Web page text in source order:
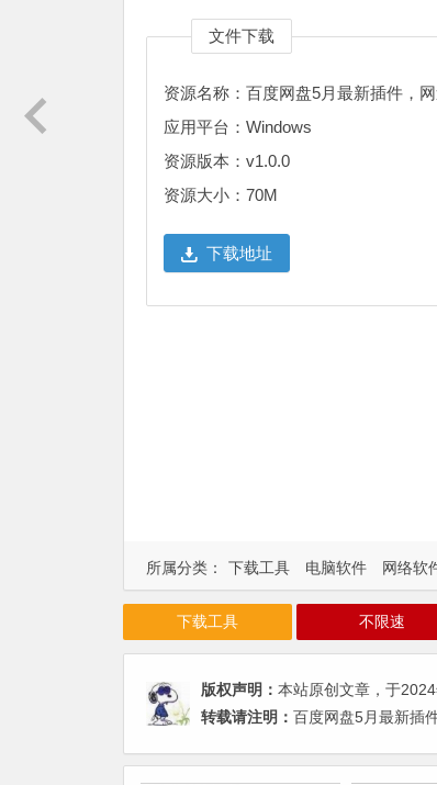
文件下载
资源名称：百度网盘5月最新插件，
应用平台：Windows
资源版本：v1.0.0
资源大小：70M
下载地址
所属分类： 下载工具 电脑软件 网络软
下载工具 不限速
版权声明： 本站原创文章，于
转载请注明： 百度网盘5月最新插